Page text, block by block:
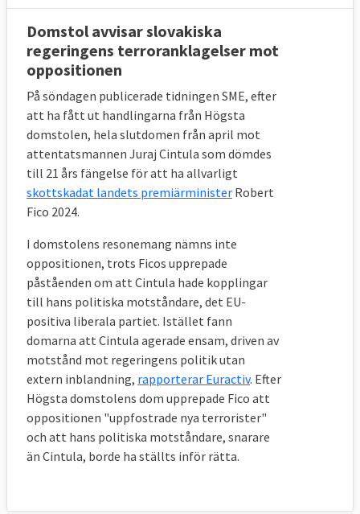
Andra EU-länders medborgare som bor
och arbetar i den aktuella
medlemsstaten kan drabbas negativt
EU:s internationella arbete för ökad
rättsstatlighet i världen tappar i
trovärdighet
Rättsstaten är en del av EU:s identitet.
Om den inte respekteras hotas EU som
projekt
Rättsstaten utgör därmed en förutsättning
för EU-samarbetets existens, konstateras i
samma Siepsrapport.
3. Hur hanterar EU misstänkt bristande
rättsstatlighet i ett medlemsland?
Det finns fyra huvudsakliga arenor att hantera
bristande rättsstatlighet inom EU: EU-
domstolen, EU-kommissionen,
ministerrådet/Europaparlamentet och
Europeiska rådet.
För det förstakan EU-domstolen döma en
Domstol avvisar slovakiska
regeringens terroranklagelser mot
oppositionen
På söndagen publicerade tidningen SME, efter
att ha fått ut handlingarna från Högsta
domstolen, hela slutdomen från april mot
attentatsmannen Juraj Cintula som dömdes
till 21 års fängelse för att ha allvarligt
skottskadat landets premiärminister Robert
Fico 2024.
I domstolens resonemang nämns inte
oppositionen, trots Ficos upprepade
påståenden om att Cintula hade kopplingar
till hans politiska motståndare, det EU-
positiva liberala partiet. Istället fann
domarna att Cintula agerade ensam, driven av
motstånd mot regeringens politik utan
extern inblandning, rapporterar Euractiv. Efter
Högsta domstolens dom upprepade Fico att
oppositionen "uppfostrade nya terrorister"
och att hans politiska motståndare, snarare
än Cintula, borde ha ställts inför rätta.